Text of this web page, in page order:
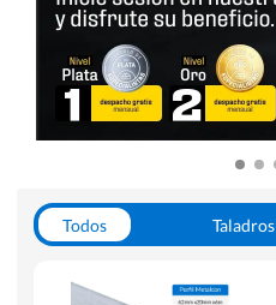
Todos Taladros
Herramientas Manuales